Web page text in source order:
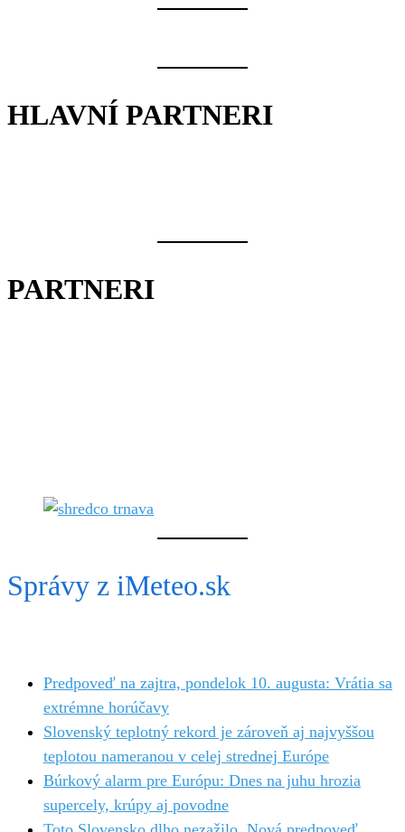
HLAVNÍ PARTNERI
PARTNERI
Správy z iMeteo.sk
Predpoveď na zajtra, pondelok 10. augusta: Vrátia sa
extrémne horúčavy
Slovenský teplotný rekord je zároveň aj najvyššou
teplotou nameranou v celej strednej Európe
Búrkový alarm pre Európu: Dnes na juhu hrozia
supercely, krúpy aj povodne